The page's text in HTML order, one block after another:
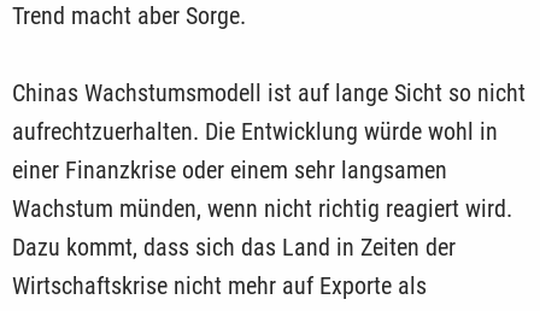
Trend macht aber Sorge.
Chinas Wachstumsmodell ist auf lange Sicht so nicht
aufrechtzuerhalten. Die Entwicklung würde wohl in
einer Finanzkrise oder einem sehr langsamen
Wachstum münden, wenn nicht richtig reagiert wird.
Dazu kommt, dass sich das Land in Zeiten der
Wirtschaftskrise nicht mehr auf Exporte als